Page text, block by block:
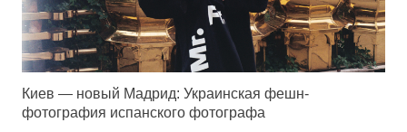
Киев — новый Мадрид: Украинская фешн-
фотография испанского фотографа